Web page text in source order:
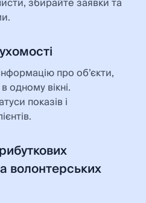
про об’єкти,
одному вікні.
показів і
волонтерських